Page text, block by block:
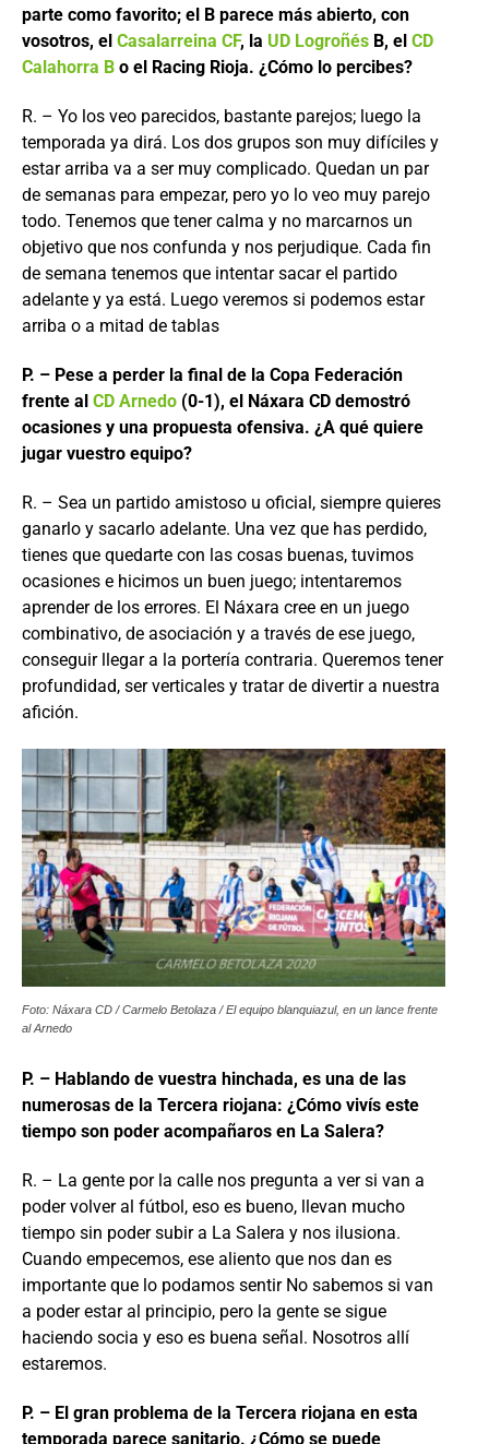
parte como favorito; el B parece más abierto, con
vosotros, el Casalarreina CF, la UD Logroñés B, el CD
Calahorra B o el Racing Rioja. ¿Cómo lo percibes?
R. – Yo los veo parecidos, bastante parejos; luego la
temporada ya dirá. Los dos grupos son muy difíciles y
estar arriba va a ser muy complicado. Quedan un par
de semanas para empezar, pero yo lo veo muy parejo
todo. Tenemos que tener calma y no marcarnos un
objetivo que nos confunda y nos perjudique. Cada fin
de semana tenemos que intentar sacar el partido
adelante y ya está. Luego veremos si podemos estar
arriba o a mitad de tablas
P. – Pese a perder la final de la Copa Federación
frente al CD Arnedo (0-1), el Náxara CD demostró
ocasiones y una propuesta ofensiva. ¿A qué quiere
jugar vuestro equipo?
R. – Sea un partido amistoso u oficial, siempre quieres
ganarlo y sacarlo adelante. Una vez que has perdido,
tienes que quedarte con las cosas buenas, tuvimos
ocasiones e hicimos un buen juego; intentaremos
aprender de los errores. El Náxara cree en un juego
combinativo, de asociación y a través de ese juego,
conseguir llegar a la portería contraria. Queremos tener
profundidad, ser verticales y tratar de divertir a nuestra
afición.
Foto: Náxara CD / Carmelo Betolaza / El equipo blanquiazul, en un lance frente
al Arnedo
P. – Hablando de vuestra hinchada, es una de las
numerosas de la Tercera riojana: ¿Cómo vivís este
tiempo son poder acompañaros en La Salera?
R. – La gente por la calle nos pregunta a ver si van a
poder volver al fútbol, eso es bueno, llevan mucho
tiempo sin poder subir a La Salera y nos ilusiona.
Cuando empecemos, ese aliento que nos dan es
importante que lo podamos sentir No sabemos si van
a poder estar al principio, pero la gente se sigue
haciendo socia y eso es buena señal. Nosotros allí
estaremos.
P. – El gran problema de la Tercera riojana en esta
temporada parece sanitario. ¿Cómo se puede